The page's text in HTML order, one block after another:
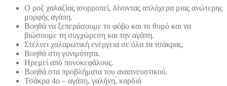
Ο ροζ χαλαζίας ισορροπεί, δίνοντας απλόχερα μιας ανώτερης
μορφής αγάπη.
Βοηθά να ξεπεράσουμε το φόβο και το θυμό και να
βιώσουμε τη συγχώρεση και την αγάπη.
Στέλνει χαλαρωτική ενέργεια σε όλα τα τσάκρας.
Βοηθά στη γονιμότητα.
Ηρεμεί από πονοκεφάλους.
Βοηθά στα προβλήματα του αναπνευστικού.
Τσάκρα 4ο – αγάπη, γαλήνη, καρδιά